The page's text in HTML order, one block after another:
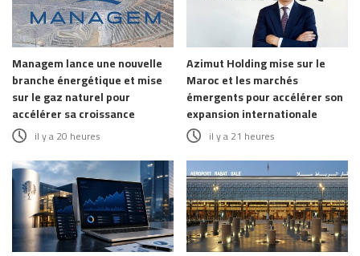
Managem lance une nouvelle
branche énergétique et mise
sur le gaz naturel pour
accélérer sa croissance
il y a 20 heures
Azimut Holding mise sur le
Maroc et les marchés
émergents pour accélérer son
expansion internationale
il y a 21 heures